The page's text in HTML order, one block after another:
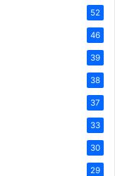
52
46
39
38
37
33
30
29